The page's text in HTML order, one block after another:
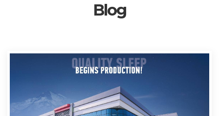
Blog